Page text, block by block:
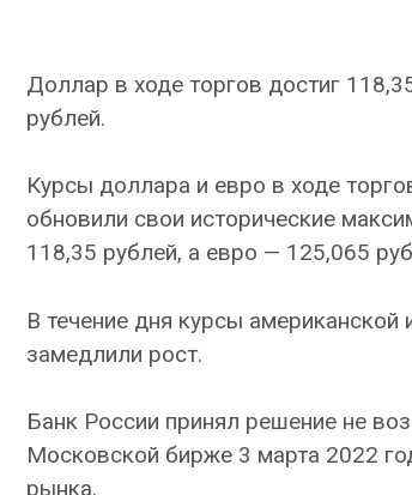
Доллар в ходе торгов достиг
рублей.
Курсы доллара и евро в ходе
обновили свои исторические
118,35 рублей, а евро — 125,065
В течение дня курсы американской
замедлили рост.
Банк России принял решение не
Московской бирже 3 марта 2022
рынка.